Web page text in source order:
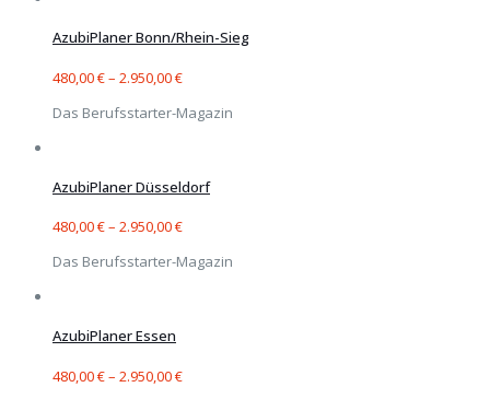
AzubiPlaner Bonn/Rhein-Sieg
480,00€– 2.950,00€
Das Berufsstarter-Magazin
AzubiPlaner Düsseldorf
480,00€– 2.950,00€
Das Berufsstarter-Magazin
AzubiPlaner Essen
480,00€– 2.950,00€